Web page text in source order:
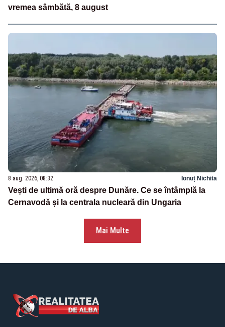
vremea sâmbătă, 8 august
8 aug. 2026, 08:32 Ionuț Nichita
Vești de ultimă oră despre Dunăre. Ce se întâmplă la
Cernavodă și la centrala nucleară din Ungaria
Mai Multe